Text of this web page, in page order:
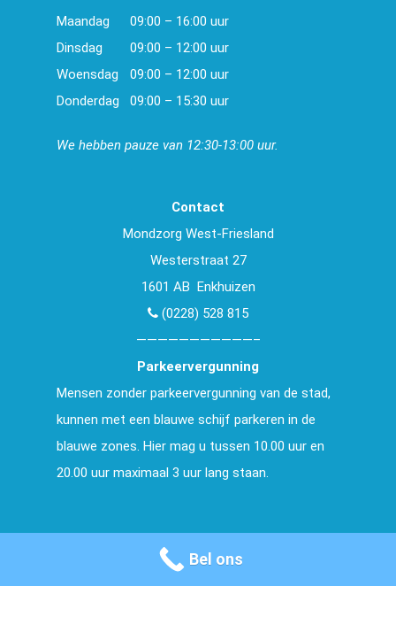
Maandag
09:00 – 16:00 uur
Dinsdag
09:00 – 12:00 uur
Woensdag
09:00 – 12:00 uur
Donderdag
09:00 – 15:30 uur
We hebben pauze van 12:30-13:00 uur.
Contact
Mondzorg West-Friesland
Westerstraat 27
1601 AB Enkhuizen
(0228) 528 815
———————————–
Parkeervergunning
Mensen zonder parkeervergunning van de stad,
kunnen met een blauwe schijf parkeren in de
blauwe zones. Hier mag u tussen 10.00 uur en
20.00 uur maximaal 3 uur lang staan.
Bel ons